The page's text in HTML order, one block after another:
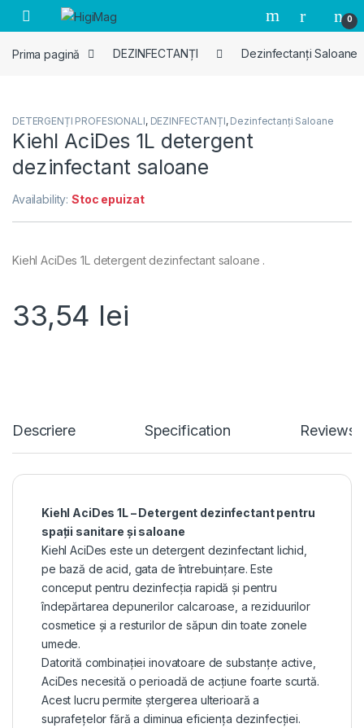
Skip to navigation
Skip to content
0
Prima pagină DEZINFECTANȚI Dezinfectanți Saloane
DETERGENȚI PROFESIONALI, DEZINFECTANȚI, Dezinfectanți Saloane
Kiehl AciDes 1L detergent
dezinfectant saloane
Availability:Stoc epuizat
Kiehl AciDes 1L detergent dezinfectant saloane .
33,54 lei
Descriere Specification Reviews
Kiehl AciDes 1L – Detergent dezinfectant pentru
spații sanitare și saloane
Kiehl AciDes este un detergent dezinfectant lichid,
pe bază de acid, gata de întrebuințare. Este
conceput pentru dezinfecția rapidă și pentru
îndepărtarea depunerilor calcaroase, a reziduurilor
cosmetice și a resturilor de săpun din toate zonele
umede.
Datorită combinației inovatoare de substanțe active,
AciDes necesită o perioadă de acțiune foarte scurtă.
Acest lucru permite ștergerea ulterioară a
suprafețelor fără a diminua eficiența dezinfecției.